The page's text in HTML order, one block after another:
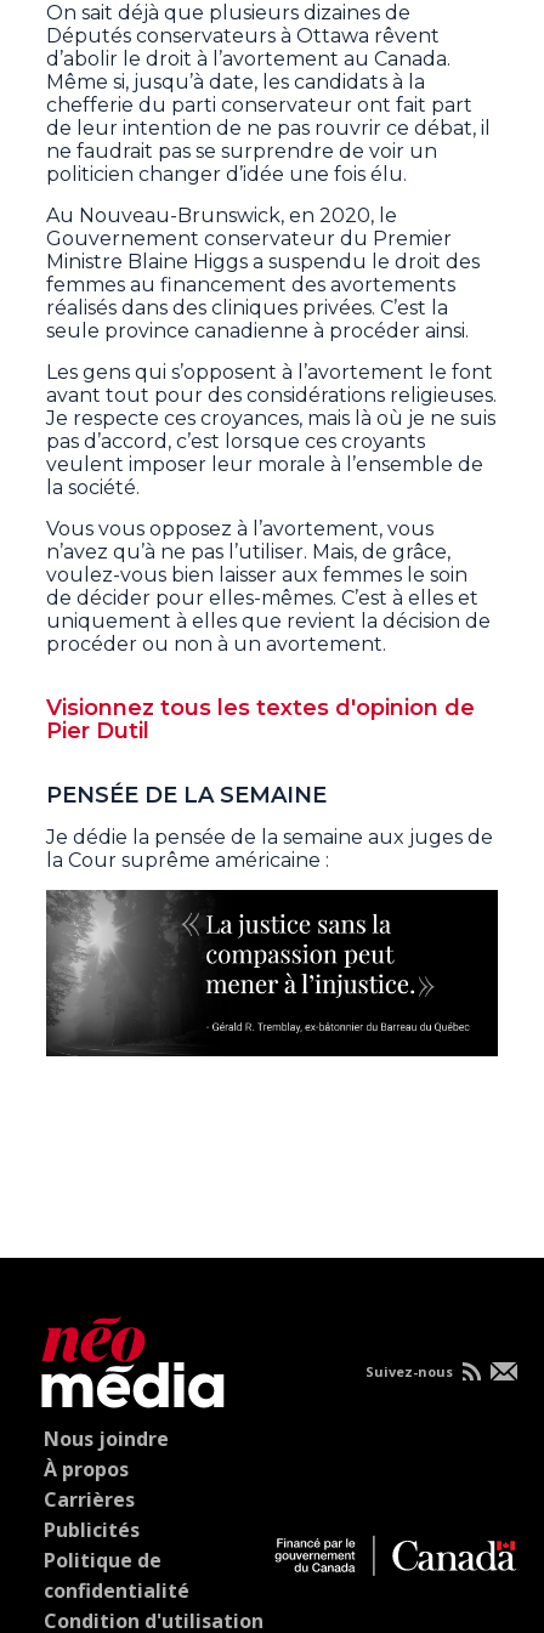
On sait déjà que plusieurs dizaines de
Députés conservateurs à Ottawa rêvent
d’abolir le droit à l’avortement au Canada.
Même si, jusqu’à date, les candidats à la
chefferie du parti conservateur ont fait part
de leur intention de ne pas rouvrir ce débat, il
ne faudrait pas se surprendre de voir un
politicien changer d’idée une fois élu.
Au Nouveau-Brunswick, en 2020, le
Gouvernement conservateur du Premier
Ministre Blaine Higgs a suspendu le droit des
femmes au financement des avortements
réalisés dans des cliniques privées. C’est la
seule province canadienne à procéder ainsi.
Les gens qui s’opposent à l’avortement le font
avant tout pour des considérations religieuses.
Je respecte ces croyances, mais là où je ne suis
pas d’accord, c’est lorsque ces croyants
veulent imposer leur morale à l’ensemble de
la société.
Vous vous opposez à l’avortement, vous
n’avez qu’à ne pas l’utiliser. Mais, de grâce,
voulez-vous bien laisser aux femmes le soin
de décider pour elles-mêmes. C’est à elles et
uniquement à elles que revient la décision de
procéder ou non à un avortement.
Visionnez tous les textes d'opinion de
Pier Dutil
PENSÉE DE LA SEMAINE
Je dédie la pensée de la semaine aux juges de
la Cour suprême américaine :
Nous joindre
À propos
Carrières
Publicités
Politique de
confidentialité
Condition d'utilisation
Suivez-nous